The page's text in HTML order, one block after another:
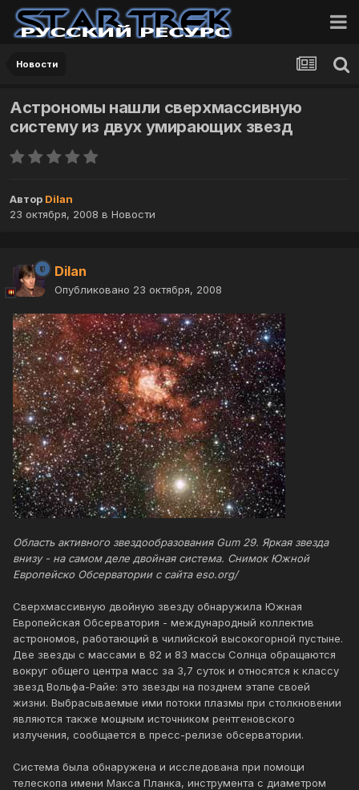
Новости
Астрономы нашли сверхмассивную
систему из двух умирающих звезд
Автор Dilan
23 октября, 2008 в Новости
Dilan
Опубликовано 23 октября, 2008
Область активного звездообразования Gum 29. Яркая звезда
внизу - на самом деле двойная система. Снимок Южной
Европейско Обсерватории с сайта eso.org/
Сверхмассивную двойную звезду обнаружила Южная
Европейская Обсерватория - международный коллектив
астрономов, работающий в чилийской высокогорной пустыне.
Две звезды с массами в 82 и 83 массы Солнца обращаются
вокруг общего центра масс за 3,7 суток и относятся к классу
звезд Вольфа-Райе: это звезды на позднем этапе своей
жизни. Выбрасываемые ими потоки плазмы при столкновении
являются также мощным источником рентгеновского
излучения, сообщается в пресс-релизе обсерватории.
Система была обнаружена и исследована при помощи
телескопа имени Макса Планка, инструмента с диаметром